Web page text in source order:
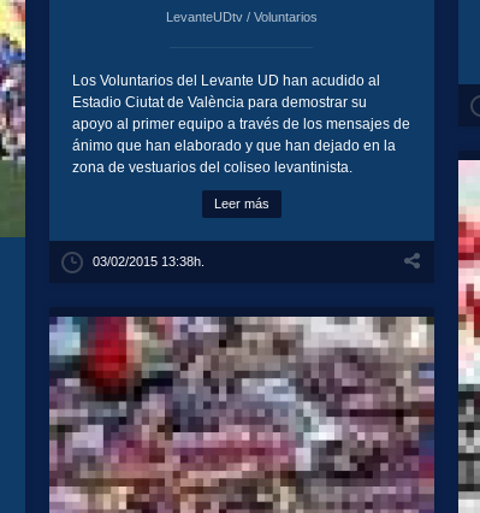
LevanteUDtv / Voluntarios
Los Voluntarios del Levante UD han acudido al
Estadio Ciutat de València para demostrar su
apoyo al primer equipo a través de los mensajes de
ánimo que han elaborado y que han dejado en la
zona de vestuarios del coliseo levantinista.
Leer más
03/02/2015 13:38h.